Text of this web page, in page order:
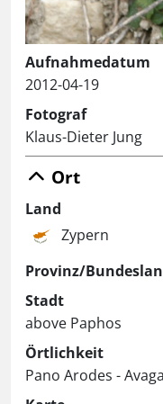
Aufnahmedatum
2012-04-19
Fotograf
Klaus-Dieter Jung
Ort
Land
Zypern
Provinz/
Stadt
above Paphos
Örtlichkeit
Pano Arodes -